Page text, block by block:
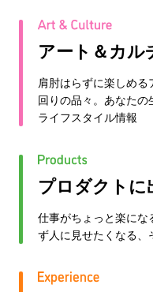
アート＆カル
肩肘はらずに楽しめ
回りの品々。あなたの
ライフスタイル情報
プロダクトに
仕事がちょっと楽にな
ず人に見せたくなる、